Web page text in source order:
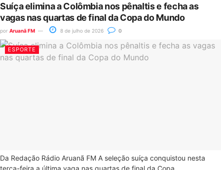
Suíça elimina a Colômbia nos pênaltis e fecha as
vagas nas quartas de final da Copa do Mundo
por Aruanã FM 8 de julho de 2026 0
ESPORTE
Da Redação Rádio Aruanã FM A seleção suíça conquistou nesta
terça-feira a última vaga nas quartas de final da Copa...